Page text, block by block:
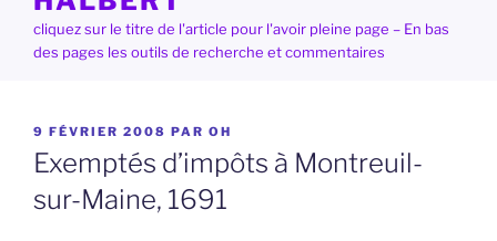
cliquez sur le titre de l'article pour l'avoir pleine page – En bas
des pages les outils de recherche et commentaires
PUBLIÉ
LE
9 FÉVRIER 2008 PAR OH
Exemptés d’impôts à Montreuil-
sur-Maine, 1691